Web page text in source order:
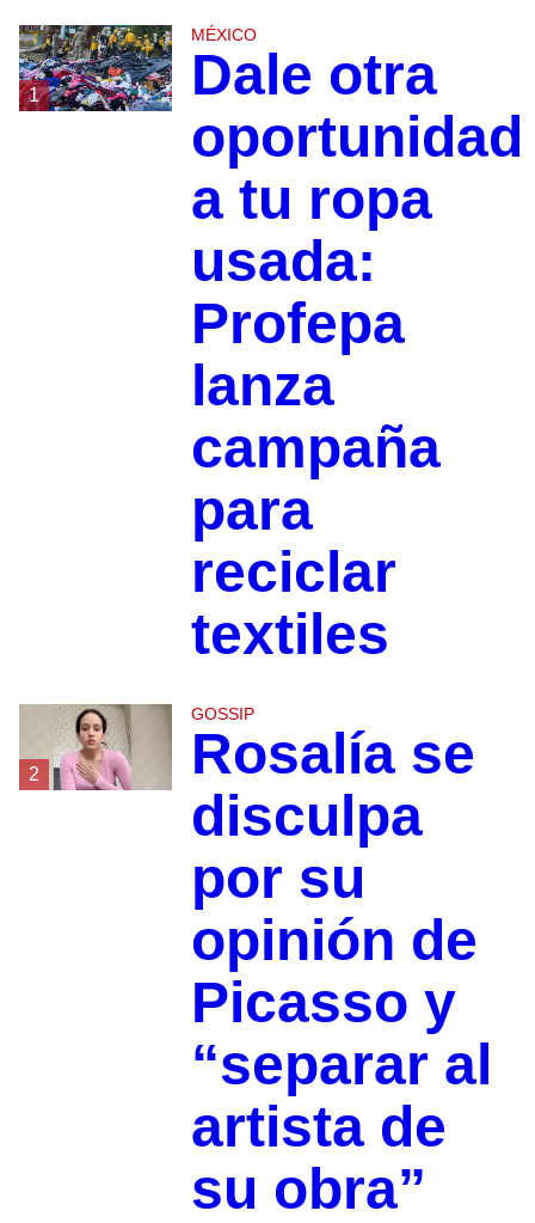
1
MÉXICO
Dale otra
oportunidad
a tu ropa
usada:
Profepa
lanza
campaña
para
reciclar
textiles
2
GOSSIP
Rosalía se
disculpa
por su
opinión de
Picasso y
“separar al
artista de
su obra”